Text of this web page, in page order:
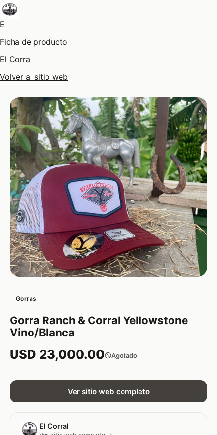
E
Ficha de producto
El Corral
Volver al sitio web
Gorras
Gorra Ranch & Corral Yellowstone
Vino/Blanca
USD 23,000.00 Agotado
Ver sitio web completo
El Corral